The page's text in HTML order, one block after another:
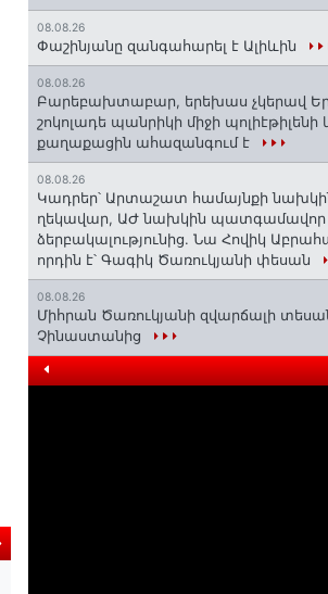
08.08.26
Փաշինյանը զանգահարել է Ալիևին
08.08.26
Բարեբախտաբար, երեխաս չկերավ
շոկոլադե պանրիկի միջի պոլիէթիլենի
քաղաքացին ահազանգում է
08.08.26
Կադրեր՝ Արտաշատ համայնքի
ղեկավար, ԱԺ նախկին պատգամավոր
ձերբակալությունից. Նա Հովիկ
որդին է՝ Գագիկ Ծառուկյանի փեսան
08.08.26
Միհրան Ծառուկյանի զվարճալի
Չինաստանից